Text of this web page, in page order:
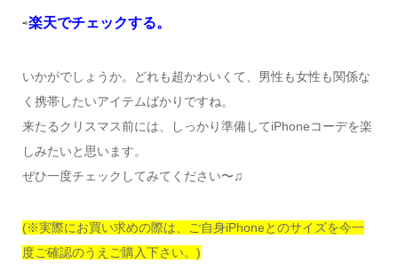
⇨楽天でチェックする。
いかがでしょうか。どれも超かわいくて、男性も女性も関係な
く携帯したいアイテムばかりですね。
来たるクリスマス前には、しっかり準備してiPhoneコーデを楽
しみたいと思います。
ぜひ一度チェックしてみてください〜♫
(※実際にお買い求めの際は、ご自身iPhoneとのサイズを今一
度ご確認のうえご購入下さい。)